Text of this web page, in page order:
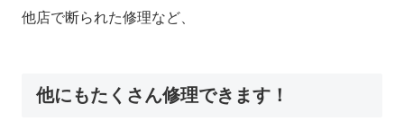
他店で断られた修理など、
他にもたくさん修理できます！